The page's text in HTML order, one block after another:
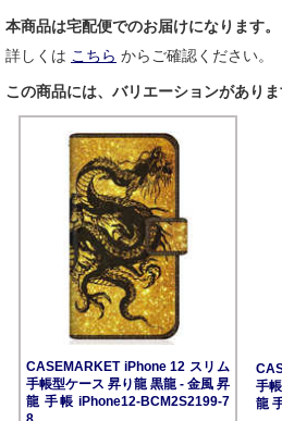
本商品は宅配便でのお届けになります。
詳しくは こちら からご確認ください。
この商品には、バリエーションがありま
CASEMARKET iPhone 12 スリム
手帳型ケース 昇り龍 黒龍 - 金風 昇
龍 手帳 iPhone12-BCM2S2199-7
手
龍